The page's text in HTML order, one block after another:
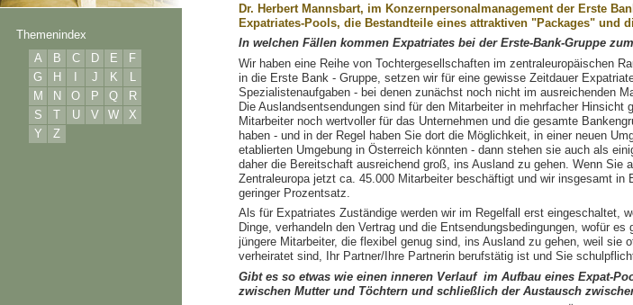
Themenindex
A
B C D E
F
G
H I J K
L
M
N O P Q
R
S
T U V W
X
Y
Z
Dr. Herbert Mannsbart, im Konzernpersonalmanagement der Erste
Expatriates-Pools, die Bestandteile eines attraktiven "Packages" und
In welchen Fällen kommen Expatriates bei der Erste-Bank-Gruppe
Wir haben eine Reihe von Tochtergesellschaften im zentraleuropäischen
in die Erste Bank - Gruppe, setzen wir für eine gewisse Zeitdauer
Spezialistenaufgaben - bei denen zunächst noch nicht im ausreichenden
Die Auslandsentsendungen sind für den Mitarbeiter in mehrfacher
Mitarbeiter noch wertvoller für das Unternehmen und die gesamte
haben - und in der Regel haben Sie dort die Möglichkeit, in einer neuen
etablierten Umgebung in Österreich könnten - dann stehen sie auch als
daher die Bereitschaft ausreichend groß, ins Ausland zu gehen. Wenn
Zentraleuropa jetzt ca. 45.000 Mitarbeiter beschäftigt und wir insgesamt
geringer Prozentsatz.
Als für Expatriates Zuständige werden wir im Regelfall erst eingeschaltet,
Dinge, verhandeln den Vertrag und die Entsendungsbedingungen, wofür
jüngere Mitarbeiter, die flexibel genug sind, ins Ausland zu gehen, weil
verheiratet sind, Ihr Partner/Ihre Partnerin berufstätig ist und Sie
Gibt es so etwas wie einen inneren Verlauf im Aufbau eines Expat-
zwischen Mutter und Töchtern und schließlich der Austausch